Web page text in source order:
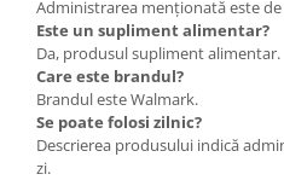
Administrarea menționată este
Este un supliment alimentar?
Da, produsul supliment alimentar.
Care este brandul?
Brandul este Walmark.
Se poate folosi zilnic?
Descrierea produsului indică
zi.